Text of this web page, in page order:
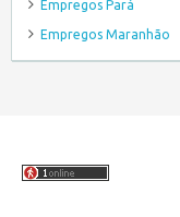
Empregos Pará
Empregos Maranhão